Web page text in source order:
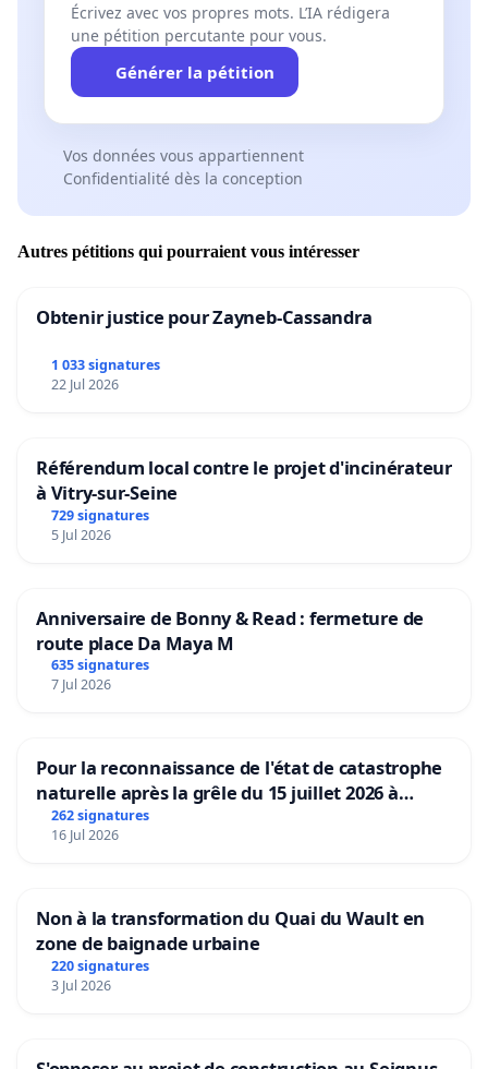
Écrivez avec vos propres mots. L’IA rédigera
une pétition percutante pour vous.
Générer la pétition
Vos données vous appartiennent
Confidentialité dès la conception
Autres pétitions qui pourraient vous intéresser
Obtenir justice pour Zayneb-Cassandra
1 033 signatures
22 Jul 2026
Référendum local contre le projet d'incinérateur
à Vitry-sur-Seine
729 signatures
5 Jul 2026
Anniversaire de Bonny & Read : fermeture de
route place Da Maya M
635 signatures
7 Jul 2026
Pour la reconnaissance de l'état de catastrophe
naturelle après la grêle du 15 juillet 2026 à
Aubenas et ses alentours
262 signatures
16 Jul 2026
Non à la transformation du Quai du Wault en
zone de baignade urbaine
220 signatures
3 Jul 2026